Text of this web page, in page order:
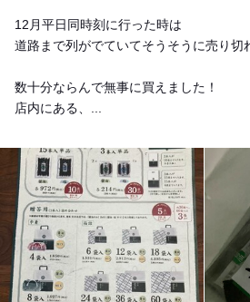
12月平日同時刻に行った時は
道路まで列がでていてそうそうに売り切
数十分ならんで無事に買えました！
店内にある、...